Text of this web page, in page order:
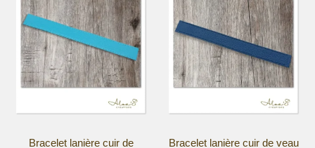
Bracelet lanière cuir de
Bracelet lanière cuir de veau